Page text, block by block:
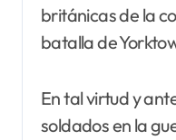
británicas de la
batalla de
En tal virtud y
soldados en la